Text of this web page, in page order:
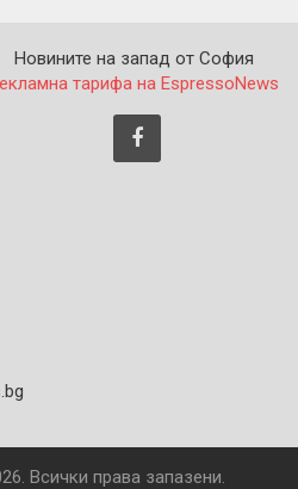
Новините на запад от София
тарифа на EspressoNews
Всички права запазени.